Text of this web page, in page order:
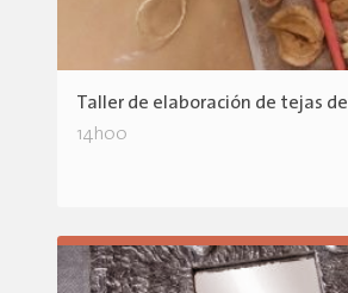
Taller de elaboración de tejas
14h00